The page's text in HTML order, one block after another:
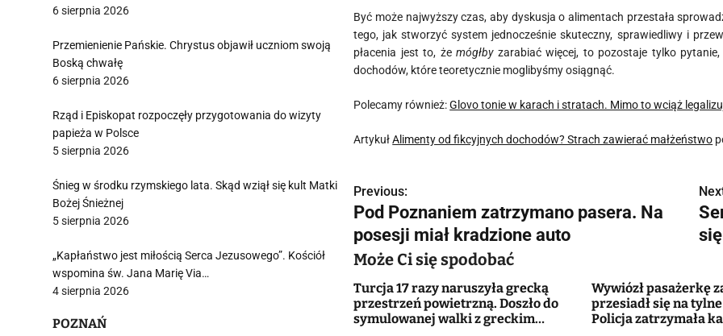
Być może najwyższy czas, aby dyskusja o alimentach przestała
tego, jak stworzyć system jednocześnie skuteczny, sprawiedliwy i
płacenia jest to, żemógłbyzarabiać więcej, to pozostaje tylko
dochodów, które teoretycznie moglibyśmy osiągnąć.
Polecamy również:Glovo tonie w karach i stratach. Mimo to wciąż
ArtykułAlimenty od fikcyjnych dochodów? Strach zawierać małżeństwo
N
a
w
i
g
Previous:
Pod Poznaniem zatrzymano pasera. Na
posesji miał kradzione auto
Może Ci się spodobać
Turcja 17 razy naruszyła grecką
przestrzeń powietrzną. Doszło do
symulowanej walki z greckim
Wywiózł pasażerkę
przesiadł się na
Policja zatrzymała
6 sierpnia 2026
Przemienienie Pańskie. Chrystus objawił uczniom swoją
Boską chwałę
6 sierpnia 2026
Rząd i Episkopat rozpoczęły przygotowania do wizyty
papieża w Polsce
5 sierpnia 2026
Śnieg w środku rzymskiego lata. Skąd wziął się kult Matki
Bożej Śnieżnej
5 sierpnia 2026
„Kapłaństwo jest miłością Serca Jezusowego”. Kościół
wspomina św. Jana Marię Via…
4 sierpnia 2026
POZNAŃ